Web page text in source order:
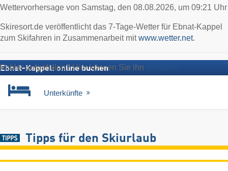
Wettervorhersage von Samstag, den 08.08.2026, um 09:21 Uhr
Skiresort.de veröffentlicht das 7-Tage-Wetter für Ebnat-Kappel
zum Skifahren in Zusammenarbeit mitwww.wetter.net.
Fehler aufgefallen? Hier können Sie ihn
Ebnat-Kappel: online buchen
Unterkünfte
Tipps für den Skiurlaub